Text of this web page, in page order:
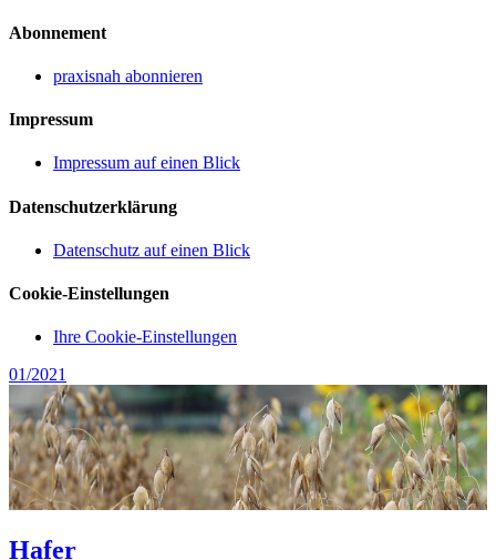
Abonnement
praxisnah abonnieren
Impressum
Impressum auf einen Blick
Datenschutzerklärung
Datenschutz auf einen Blick
Cookie-Einstellungen
Ihre Cookie-Einstellungen
01/2021
Hafer